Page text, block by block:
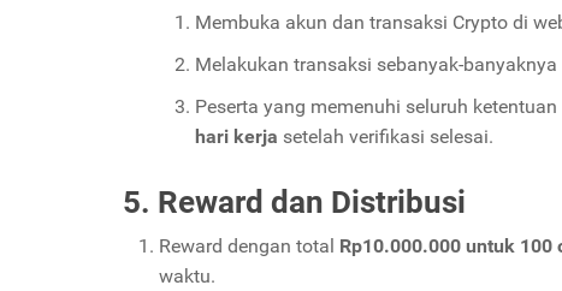
Membuka akun dan transaksi Crypto di
Melakukan transaksi sebanyak-
Peserta yang memenuhi seluruh
hari kerja setelah verifikasi selesai.
5. Reward dan Distribusi
Reward dengan total Rp10.000.000 untuk 100
waktu.